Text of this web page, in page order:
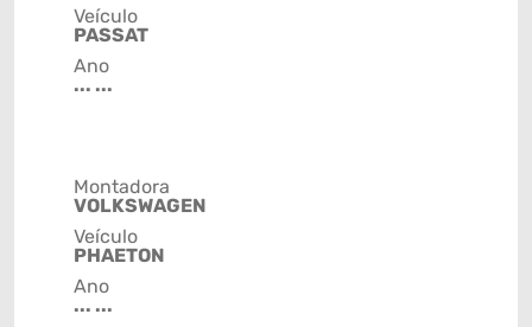
Veículo
PASSAT
Ano
... ...
Montadora
VOLKSWAGEN
Veículo
PHAETON
Ano
... ...